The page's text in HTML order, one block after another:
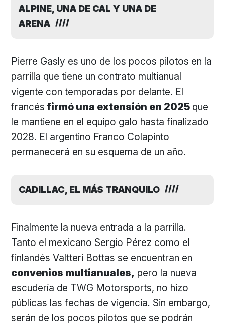
ALPINE, UNA DE CAL Y UNA DE
ARENA
Pierre Gasly es uno de los pocos pilotos en la
parrilla que tiene un contrato multianual
vigente con temporadas por delante. El
francés firmó una extensión en 2025 que
le mantiene en el equipo galo hasta finalizado
2028. El argentino Franco Colapinto
permanecerá en su esquema de un año.
CADILLAC, EL MÁS TRANQUILO
Finalmente la nueva entrada a la parrilla.
Tanto el mexicano Sergio Pérez como el
finlandés Valtteri Bottas se encuentran en
convenios multianuales, pero la nueva
escudería de TWG Motorsports, no hizo
públicas las fechas de vigencia. Sin embargo,
serán de los pocos pilotos que se podrán